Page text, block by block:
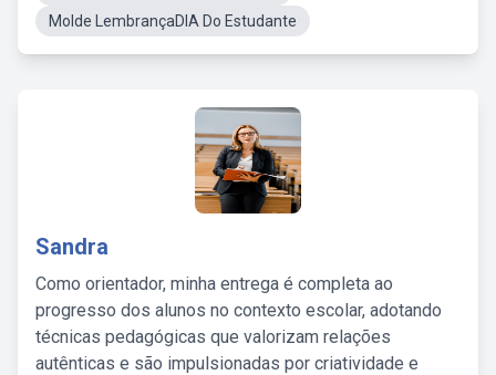
Molde LembrançaDIA Do Estudante
Sandra
Como orientador, minha entrega é completa ao
progresso dos alunos no contexto escolar, adotando
técnicas pedagógicas que valorizam relações
autênticas e são impulsionadas por criatividade e